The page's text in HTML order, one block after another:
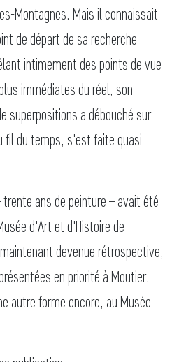
Montagnes. Mais il connaissait
de départ de sa recherche
intimement des points de vue
immédiates du réel, son
superpositions a débouché sur
fil du temps, s'est faite quasi
ans de peinture – avait été
d'Art et d'Histoire de
devenue rétrospective,
en priorité à Moutier.
autre forme encore, au Musée